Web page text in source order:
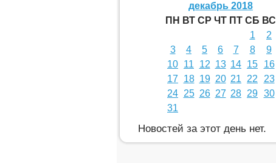
декабрь 2018
ПН ВТ СР ЧТ ПТ СБ ВС
1
2
3
4 5 6 7 8
9
10 11 12 13 14 15
16
17
18 19 20 21 22
23
24 25 26 27 28 29 30
31
Новостей за этот день нет.